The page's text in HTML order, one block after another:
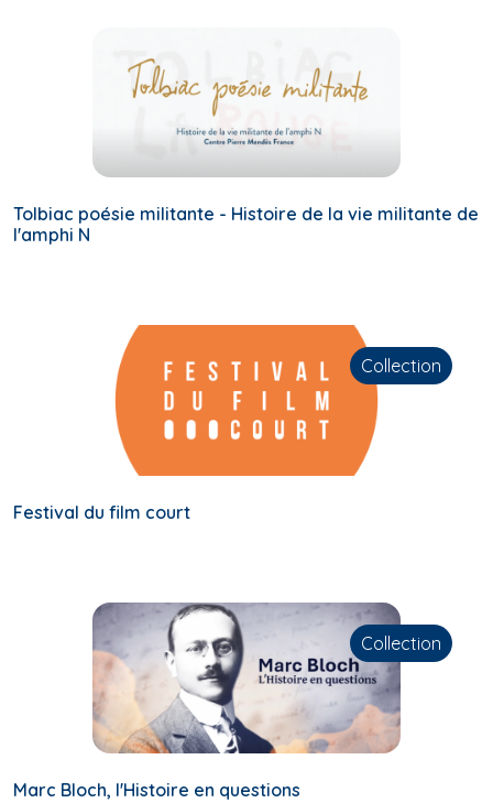
Tolbiac poésie militante - Histoire de la vie militante de
l'amphi N
Collection
Festival du film court
Collection
Marc Bloch, l'Histoire en questions